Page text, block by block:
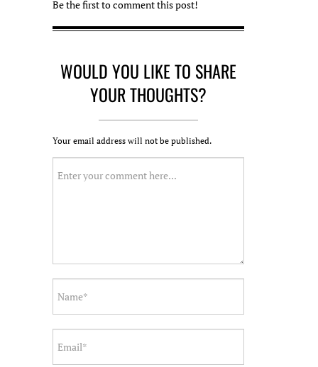
Be the first to comment this post!
WOULD YOU LIKE TO SHARE
YOUR THOUGHTS?
Your email address will not be published.